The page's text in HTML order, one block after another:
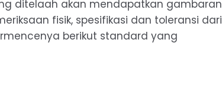
ditelaah akan mendapatkan gambaran
fisik, spesifikasi dan toleransi dari
berikut standard yang